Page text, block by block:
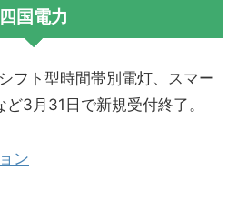
四国電力
フト型時間帯別電灯、スマー
3月31日で新規受付終了。
ン